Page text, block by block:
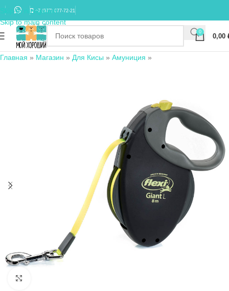
Skip to navigation
Skip to main content
+7 (977) 677-72-21
0
0,00
Главная » Магазин » Для Кисы » Амуниция »